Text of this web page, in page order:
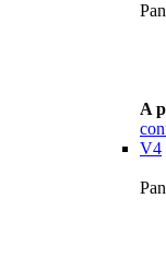
A
V4